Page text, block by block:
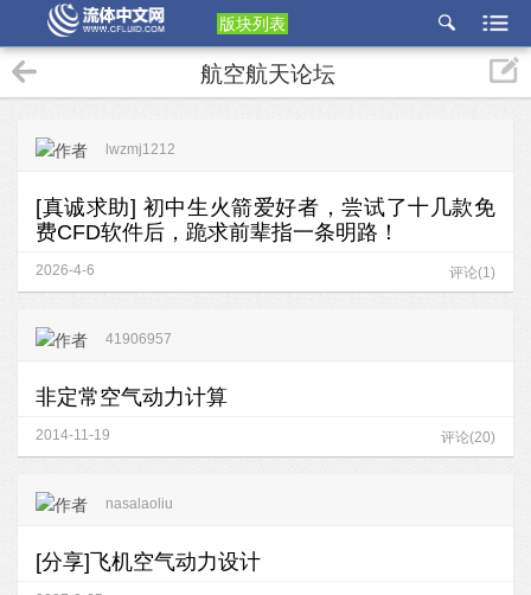
版块列表
etu
p
航空航天论坛
lwzmj1212
[真诚求助] 初中生火箭爱好者，尝试了十几款免
费CFD软件后，跪求前辈指一条明路！
2026-4-6 评论(1)
41906957
非定常空气动力计算
2014-11-19 评论(20)
nasalaoliu
[分享]飞机空气动力设计